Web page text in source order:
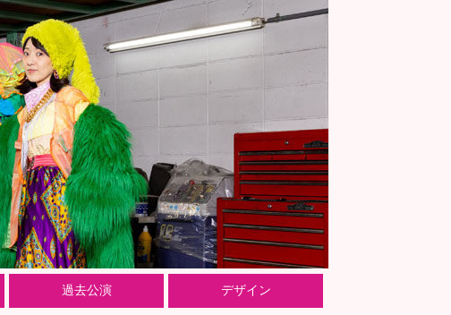
過去公演 デザイン